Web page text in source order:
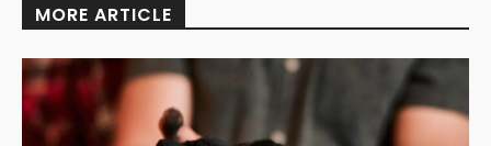
MORE ARTICLE